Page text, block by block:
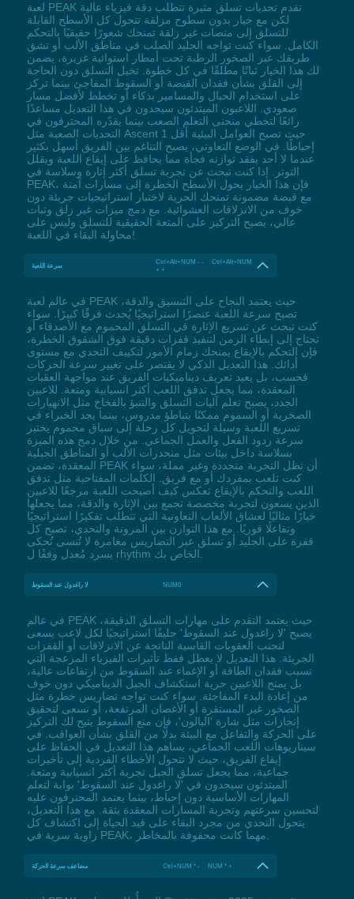
لعبة PEAK تقدم تحديات تسلق مثيرة تتطلب دقة فيزياء عالية
لكن مع خيار بدون سطوح مزلقة تتحول كل الأسطح القابلة
للتسلق إلى منصات غير زلقة تمنحك شعورًا حقيقيًا بالتحكم
الكامل. سواء كنت تواجه الجليد الصلب في مناطق الألب أو تشق
طريقك عبر الصخور الرطبة تحت أمطار استوائية غزيرة، يضمن
لك هذا الخيار ثباتًا مطلقًا في كل خطوة. تخيل التسلق دون الحاجة
إلى القلق بشأن فقدان القبضة أو السقوط المفاجئ بينما تركز
على استخدام الحبال والمسامير بذكاء أو تخطط لأفضل مسار
صعودي. اللاعبون المبتدئون سيجدون في هذا التعديل مساعدًا
رائعًا لتخطي منحنى التعلم الصعب بينما يقدّره المحترفون في
التحديات الصعبة مثل Ascent 1 حيث تصبح العوامل البيئية أقل
إحباطًا. في الوضع التعاوني، يصبح التناغم بين الفريق أسهل بكثير
عندما لا أحد يفقد توازنه فجأة مما يحافظ على إيقاع اللعبة ويقلل
التوتر. إذا كنت تبحث عن تجربة تسلق أكثر إثارة وسلاسة في
PEAK، فإن هذا الخيار يحول الأسطح الخطرة إلى مسارات آمنة
مع قبضة مضمونة تمنحك الحرية لاختبار استراتيجيات جريئة دون
خوف من الانزلاقات العشوائية. مع دمج ميزات غير زلق وثبات
عالي، يصبح التركيز على المتعة الحقيقية للتسلق وليس على
محاولة البقاء في اللعبة!
سرعة اللعبة
Ctrl+Alt+NUM - - Ctrl+Alt+NUM
+ +
في عالم لعبة PEAK حيث يعتمد النجاح على التنسيق والدقة،
تصبح سرعة اللعبة عنصرًا استراتيجيًا يُحدث فرقًا كبيرًا. سواء
كنت تبحث عن تسريع الإثارة في التسلق المحموم مع الأصدقاء أو
تحتاج إلى إبطاء الزمن لتنفيذ قفزات دقيقة فوق الشقوق الخطرة،
فإن التحكم بالإيقاع يمنحك زمام الأمور لتكييف التحدي مع مستوى
أدائك. هذا التعديل الذكي لا يقتصر على تغيير سرعة الحركات
فحسب، بل يعيد تعريف ديناميكيات الفريق عند مواجهة العقبات
المعقدة، مما يجعل تدفق اللعب أكثر انسيابية ومتعة. للاعبين
الجدد، يصبح تعلم آليات التسلق والتنبؤ بالفخاخ مثل الانهيارات
الصخرية أو السموم ممكنًا بتباطؤ مدروس، بينما يجد الخبراء في
تسريع اللعبة وسيلة لتحويل كل رحلة إلى سباق محموم يختبر
سرعة ردود الفعل والعمل الجماعي. من خلال دمج هذه الميزة
بسلاسة داخل بيئات مثل منحدرات الألب أو المناطق الجبلية
المعقدة، تضمن PEAK أن تظل التجربة متجددة وغير مملة، سواء
كنت تلعب بمفردك أو مع فريق. الكلمات المفتاحية مثل تدفق
اللعب والتحكم بالإيقاع تعكس كيف أصبحت اللعبة مرجعًا للاعبين
الذين يسعون لتجربة مخصصة تجمع بين الإثارة والدقة، مما يجعلها
خيارًا مثاليًا لعشاق الألعاب التعاونية التي تتطلب تفكيرًا استراتيجيًا
وتفاعلًا فوريًا. مع هذا التوازن بين المرونة والتحدي، تصبح كل
قفزة على الجليد أو تسلق عبر التضاريس مغامرة لا تُنسى تُحكى
لا راغدول عند السقوط NUM0
في عالم PEAK حيث يعتمد التقدم على مهارات التسلق الدقيقة،
يصبح 'لا راغدول عند السقوط' حليفًا استراتيجيًا لكل لاعب يسعى
لتجنب العقوبات القاسية الناتجة عن الانزلاقات أو القفزات
الجريئة. هذا التعديل لا يعطل فقط تأثيرات الفيزياء المزعجة التي
تسبب فقدان الطاقة أو الإغماء عند السقوط من ارتفاعات عالية،
بل يمنح اللاعبين حرية استكشاف الجبل الديناميكي دون خوف
من إعادة البدء المفاجئة. سواء كنت تواجه تضاريس خطرة مثل
الصخور غير المستقرة أو الأغصان المرتفعة، أو تسعى لتحقيق
إنجازات مثل شارة 'البالون'، فإن منع السقوط يتيح لك التركيز
على الحركة والتفاعل مع البيئة بدلًا من القلق بشأن العواقب. في
سيناريوهات اللعب الجماعي، يساهم هذا التعديل في الحفاظ على
إيقاع الفريق، حيث لا تتحول الأخطاء الفردية إلى تأخيرات
جماعية، مما يجعل تسلق الجبل تجربة أكثر انسيابية ومتعة.
المبتدئون سيجدون في 'لا راغدول عند السقوط' بوابة لتعلم
المهارات الأساسية دون إحباط، بينما يعتمد المحترفون عليه
لتحسين سرعتهم وتجربة المسارات المعقدة بثقة. مع هذا التعديل،
يتحول التحدي من مجرد البقاء على قيد الحياة إلى اكتشاف كل
مضاعف سرعة الحركة Ctrl+NUM * - NUM * +